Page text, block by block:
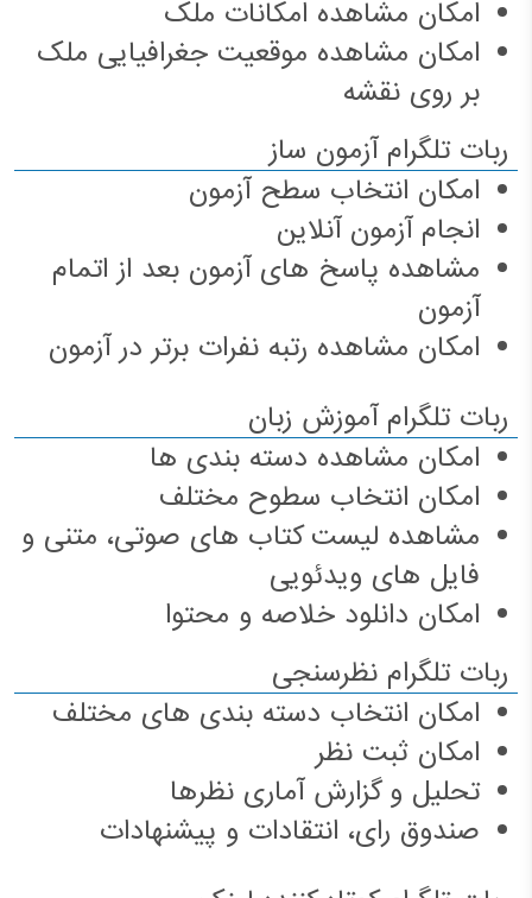
امکان مشاهده امکانات ملک
امکان مشاهده موقعیت جغرافیایی ملک
بر روی نقشه
ربات تلگرام آزمون ساز
امکان انتخاب سطح آزمون
انجام آزمون آنلاین
مشاهده پاسخ های آزمون بعد از اتمام
آزمون
امکان مشاهده رتبه نفرات برتر در آزمون
ربات تلگرام آموزش زبان
امکان مشاهده دسته بندی ها
امکان انتخاب سطوح مختلف
مشاهده لیست کتاب های صوتی، متنی و
فایل های ویدئویی
امکان دانلود خلاصه و محتوا
ربات تلگرام نظرسنجی
امکان انتخاب دسته بندی های مختلف
امکان ثبت نظر
تحلیل و گزارش آماری نظرها
صندوق رای، انتقادات و پیشنهادات